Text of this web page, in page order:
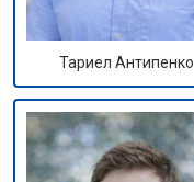
Тариел Антипенко